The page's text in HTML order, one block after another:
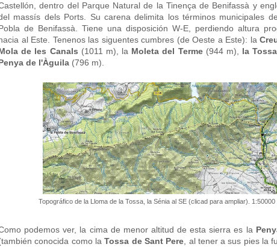
dentro del Parque Natural de la Tinença de Benifassà y
massís dels Ports. Su carena delimita los términos municipales
de Benifassà. Tiene una disposición W-E, perdiendo altura
al Este. Tenenos las siguentes cumbres (de Oeste a Este): la
de les Canals (1011 m), la Moleta del Terme(944 m), la Tossa
de l'Àguila (796 m).
Topográfico de la Lloma de la Tossa, la Sénia al SE (clicad para ampliar). 1:50000
podemos ver, la cima de menor altitud de esta sierra es la
conocida como laTossa de Sant Pere , al tener a sus pies la